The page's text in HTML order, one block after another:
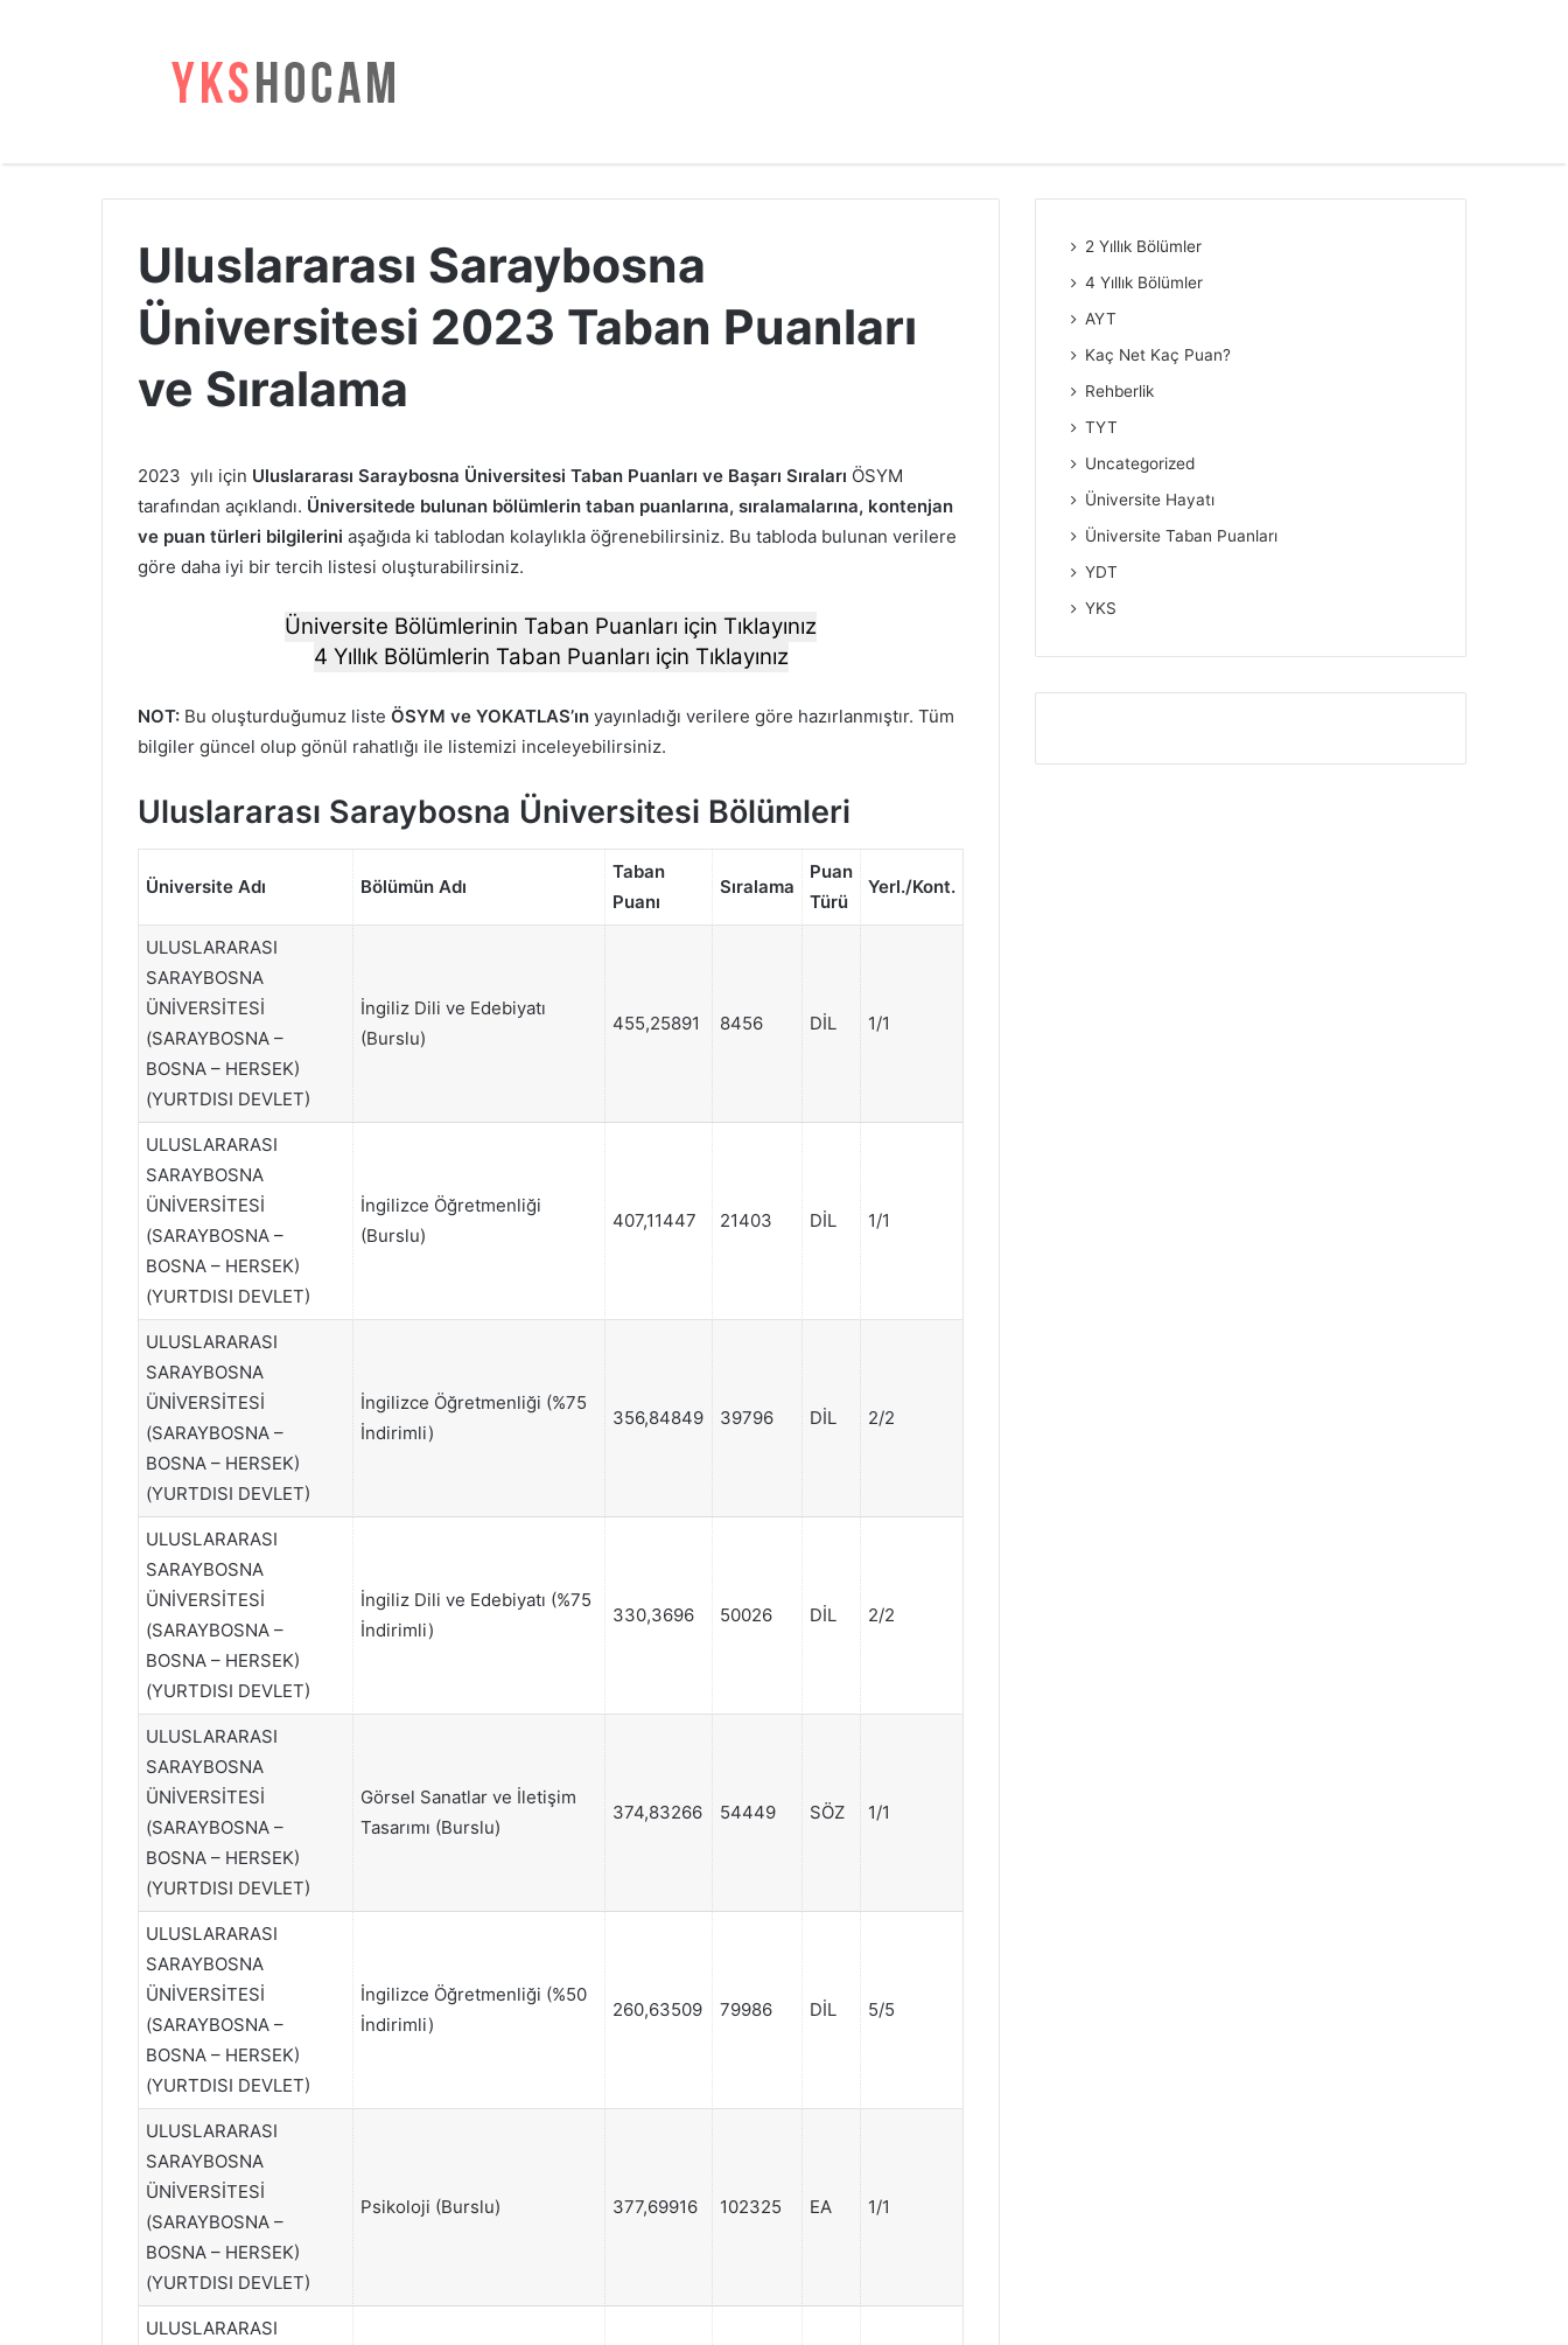
Uluslararası Saraybosna
Üniversitesi 2023 Taban Puanları
ve Sıralama
2023 yılı için Uluslararası Saraybosna Üniversitesi Taban Puanları ve Başarı Sıraları ÖSYM
tarafından açıklandı. Üniversitede bulunan bölümlerin taban puanlarına, sıralamalarına, kontenjan
ve puan türleri bilgilerini aşağıda ki tablodan kolaylıkla öğrenebilirsiniz. Bu tabloda bulunan verilere
göre daha iyi bir tercih listesi oluşturabilirsiniz.
Üniversite Bölümlerinin Taban Puanları için Tıklayınız
4 Yıllık Bölümlerin Taban Puanları için Tıklayınız
NOT: Bu oluşturduğumuz liste ÖSYM ve YOKATLAS’ın yayınladığı verilere göre hazırlanmıştır. Tüm
bilgiler güncel olup gönül rahatlığı ile listemizi inceleyebilirsiniz.
Uluslararası Saraybosna Üniversitesi Bölümleri
Üniversite Adı Bölümün Adı
Taban
Puanı
Sıralama
Puan
Türü
Yerl./Kont.
ULUSLARARASI
SARAYBOSNA
ÜNİVERSİTESİ
(SARAYBOSNA –
BOSNA – HERSEK)
(YURTDISI DEVLET)
İngiliz Dili ve Edebiyatı
(Burslu)
455,25891 8456 DİL 1/1
ULUSLARARASI
SARAYBOSNA
ÜNİVERSİTESİ
(SARAYBOSNA –
BOSNA – HERSEK)
(YURTDISI DEVLET)
İngilizce Öğretmenliği
(Burslu)
407,11447 21403 DİL 1/1
ULUSLARARASI
SARAYBOSNA
ÜNİVERSİTESİ
(SARAYBOSNA –
BOSNA – HERSEK)
(YURTDISI DEVLET)
İngilizce Öğretmenliği (%75
İndirimli)
356,84849 39796 DİL 2/2
ULUSLARARASI
SARAYBOSNA
ÜNİVERSİTESİ
(SARAYBOSNA –
BOSNA – HERSEK)
(YURTDISI DEVLET)
İngiliz Dili ve Edebiyatı (%75
İndirimli)
330,3696 50026 DİL 2/2
ULUSLARARASI
SARAYBOSNA
ÜNİVERSİTESİ
(SARAYBOSNA –
BOSNA – HERSEK)
(YURTDISI DEVLET)
Görsel Sanatlar ve İletişim
Tasarımı (Burslu)
374,83266 54449 SÖZ 1/1
ULUSLARARASI
SARAYBOSNA
ÜNİVERSİTESİ
(SARAYBOSNA –
BOSNA – HERSEK)
(YURTDISI DEVLET)
İngilizce Öğretmenliği (%50
İndirimli)
260,63509 79986 DİL 5/5
ULUSLARARASI
SARAYBOSNA
ÜNİVERSİTESİ
(SARAYBOSNA –
BOSNA – HERSEK)
(YURTDISI DEVLET)
Psikoloji (Burslu) 377,69916 102325 EA 1/1
ULUSLARARASI
2 Yıllık Bölümler
4 Yıllık Bölümler
AYT
Kaç Net Kaç Puan?
Rehberlik
TYT
Uncategorized
Üniversite Hayatı
Üniversite Taban Puanları
YDT
YKS